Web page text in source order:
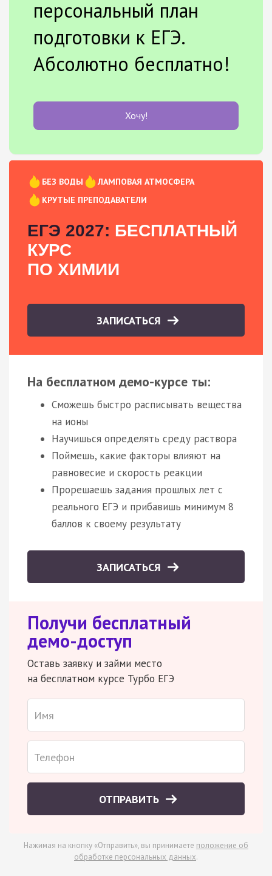
персональный план
подготовки к ЕГЭ.
Абсолютно бесплатно!
Хочу!
БЕЗ ВОДЫ
ЛАМПОВАЯ АТМОСФЕРА
КРУТЫЕ ПРЕПОДАВАТЕЛИ
ЕГЭ 2027: БЕСПЛАТНЫЙ
КУРС
ПО ХИМИИ
ЗАПИСАТЬСЯ
На бесплатном демо-курсе ты:
Сможешь быстро расписывать вещества
на ионы
Научишься определять среду раствора
Поймешь, какие факторы влияют на
равновесие и скорость реакции
Прорешаешь задания прошлых лет с
реального ЕГЭ и прибавишь минимум 8
баллов к своему результату
ЗАПИСАТЬСЯ
Получи бесплатный
демо-доступ
Оставь заявку и займи место
на бесплатном курсе Турбо ЕГЭ
ОТПРАВИТЬ
Нажимая на кнопку «Отправить», вы принимаете положение об
обработке персональных данных.